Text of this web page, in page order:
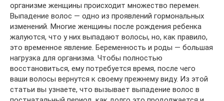
организме женщины происходит множество перемен.
Выпадение волос — одно из проявлений гормональных
изменений. Многие женщины после рождения ребенка
жалуются, что у них выпадают волосы, но, как правило,
это временное явление. Беременность и роды — большая
нагрузка для организма. Чтобы полностью
восстановиться, ему потребуется время, после чего
ваши волосы вернутся к своему прежнему виду. Из этой
статьи вы узнаете, что вызывает выпадение волос в